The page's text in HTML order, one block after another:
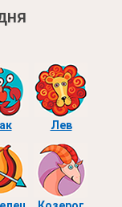
Лев